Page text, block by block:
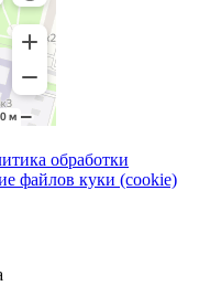
обработки
файлов куки (cookie)